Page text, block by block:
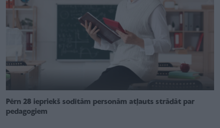
Pērn 28 iepriekš sodītām personām atļauts strādāt par
pedagogiem